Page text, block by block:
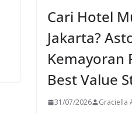
Cari Hotel
Jakarta?
Kemayoran
Best Value
31/07/2026 Graciella